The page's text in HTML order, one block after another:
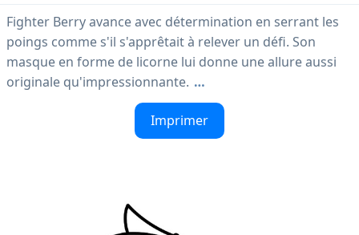
Fighter Berry avance avec détermination en serrant les
poings comme s'il s'apprêtait à relever un défi. Son
masque en forme de licorne lui donne une allure aussi
originale qu'impressionnante. …
Imprimer